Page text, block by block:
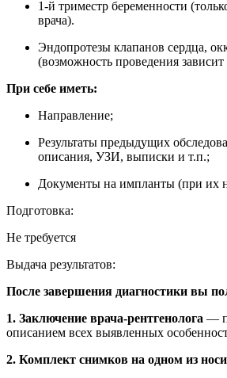
1-й триместр беременности
врача).
Эндопротезы клапанов сердца,
(возможность проведения зависит
При себе иметь:
Направление;
Результаты предыдущих
описания, УЗИ, выписки и т.п.;
Документы на импланты (при их
Подготовка:
Не требуется
Выдача результатов:
После завершения диагностики вы
1. Заключение врача-рентгенолога —
описанием всех выявленных
2. Комплект снимков на одном из